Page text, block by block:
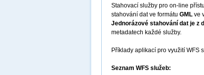
Stahovací služby pro on-line
stahování dat ve formátu GML ve
Jednorázové stahování dat je z
metadatech každé služby.
Příklady aplikací pro využití WFS
Seznam WFS služeb: